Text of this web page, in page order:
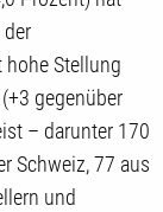
Stellung
gegenüber
– darunter 170
Schweiz, 77 aus
und